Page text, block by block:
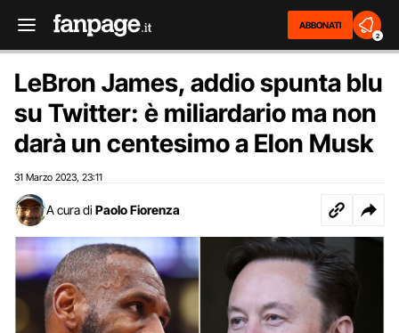
ABBONATI
2
LeBron James, addio spunta blu
su Twitter: è miliardario ma non
darà un centesimo a Elon Musk
31 Marzo 2023 23:11
A cura di Paolo Fiorenza